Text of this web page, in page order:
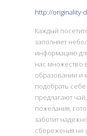
http://originality-
Каждый
заполняет
информацию
нас множество
образовании
подобрать
предлагают
пожелания,
заботит
сбережения не